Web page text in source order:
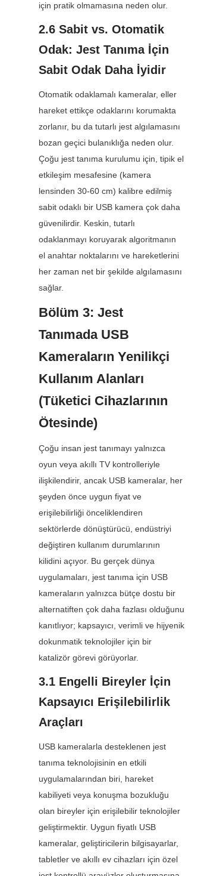
için pratik olmamasına neden olur.
2.6 Sabit vs. Otomatik
Odak: Jest Tanıma İçin
Sabit Odak Daha İyidir
Otomatik odaklamalı kameralar, eller
hareket ettikçe odaklarını korumakta
zorlanır, bu da tutarlı jest algılamasını
bozan geçici bulanıklığa neden olur.
Çoğu jest tanıma kurulumu için, tipik el
etkileşim mesafesine (kamera
lensinden 30-60 cm) kalibre edilmiş
sabit odaklı bir USB kamera çok daha
güvenilirdir. Keskin, tutarlı
odaklanmayı koruyarak algoritmanın
el anahtar noktalarını ve hareketlerini
her zaman net bir şekilde algılamasını
sağlar.
Bölüm 3: Jest
Tanımada USB
Kameraların Yenilikçi
Kullanım Alanları
(Tüketici Cihazlarının
Ötesinde)
Çoğu insan jest tanımayı yalnızca
oyun veya akıllı TV kontrolleriyle
ilişkilendirir, ancak USB kameralar, her
şeyden önce uygun fiyat ve
erişilebilirliği önceliklendiren
sektörlerde dönüştürücü, endüstriyi
değiştiren kullanım durumlarının
kilidini açıyor. Bu gerçek dünya
uygulamaları, jest tanıma için USB
kameraların yalnızca bütçe dostu bir
alternatiften çok daha fazlası olduğunu
kanıtlıyor; kapsayıcı, verimli ve hijyenik
dokunmatik teknolojiler için bir
katalizör görevi görüyorlar.
3.1 Engelli Bireyler İçin
Kapsayıcı Erişilebilirlik
Araçları
USB kameralarla desteklenen jest
tanıma teknolojisinin en etkili
uygulamalarından biri, hareket
kabiliyeti veya konuşma bozukluğu
olan bireyler için erişilebilir teknolojiler
geliştirmektir. Uygun fiyatlı USB
kameralar, geliştiricilerin bilgisayarlar,
tabletler ve akıllı ev cihazları için özel